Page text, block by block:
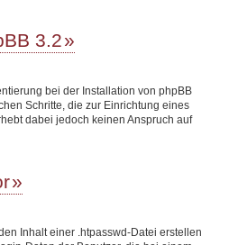
3.2
bei der Installation von phpBB
Schritte, die zur Einrichtung eines
dabei jedoch keinen Anspruch auf
Inhalt einer .htpasswd-Datei erstellen